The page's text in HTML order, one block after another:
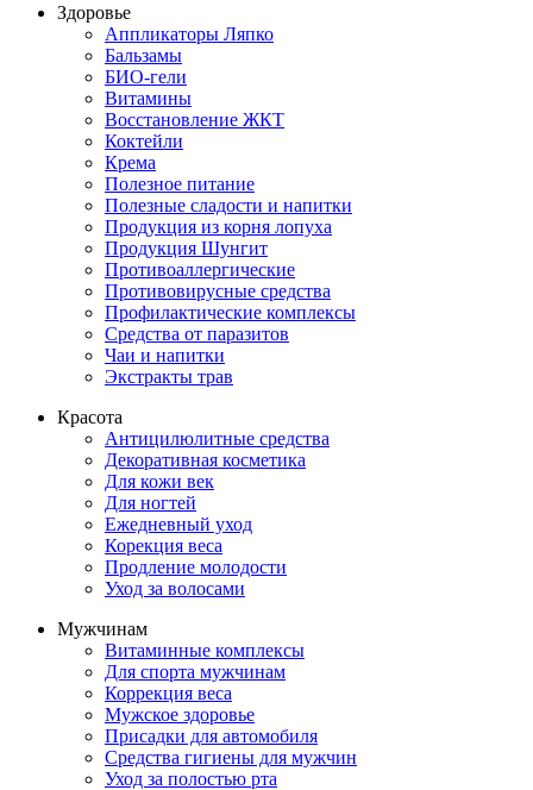
Здоровье
Аппликаторы Ляпко
Бальзамы
БИО-гели
Витамины
Восстановление ЖКТ
Коктейли
Крема
Полезное питание
Полезные сладости и напитки
Продукция из корня лопуха
Продукция Шунгит
Противоаллергические
Противовирусные средства
Профилактические комплексы
Средства от паразитов
Чаи и напитки
Экстракты трав
Красота
Антицилюлитные средства
Декоративная косметика
Для кожи век
Для ногтей
Ежедневный уход
Корекция веса
Продление молодости
Уход за волосами
Мужчинам
Витаминные комплексы
Для спорта мужчинам
Коррекция веса
Мужское здоровье
Присадки для автомобиля
Средства гигиены для мужчин
Уход за полостью рта